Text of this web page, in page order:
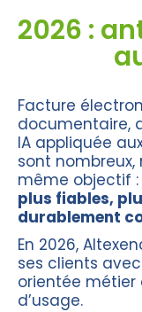
2026 :
Facture
documentaire,
IA appliquée
sont
même objectif :
plus fiables,
durablement
En 2026,
ses clients
orientée métier
d’usage.